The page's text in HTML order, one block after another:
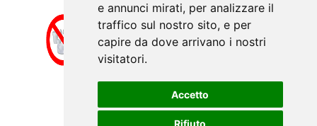
e annunci mirati, per analizzare il
traffico sul nostro sito, e per
capire da dove arrivano i nostri
visitatori.
Accetto
Rifiuto